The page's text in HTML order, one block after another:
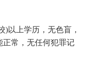
)以上学历，无色盲，
正常，无任何犯罪记